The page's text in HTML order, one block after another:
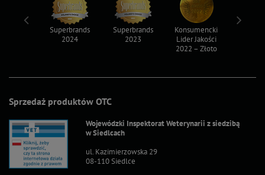
Sprzedaż produktów OTC
Wojewódzki Inspektorat Weterynarii z siedzibą
w Siedlcach
ul. Kazimierzowska 29
08-110 Siedlce
Superbrands
2024
Superbrands
2023
Konsumencki
Lider Jakości
2022 – Złoto